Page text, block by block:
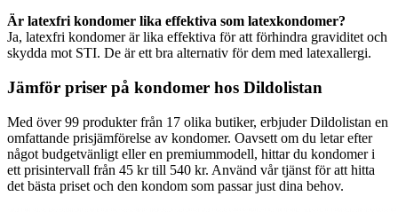
Är latexfri kondomer lika effektiva som latexkondomer?
Ja, latexfri kondomer är lika effektiva för att förhindra graviditet och
skydda mot STI. De är ett bra alternativ för dem med latexallergi.
Jämför priser på kondomer hos Dildolistan
Med över 99 produkter från 17 olika butiker, erbjuder Dildolistan en
omfattande prisjämförelse av kondomer. Oavsett om du letar efter
något budgetvänligt eller en premiummodell, hittar du kondomer i
ett prisintervall från 45 kr till 540 kr. Använd vår tjänst för att hitta
det bästa priset och den kondom som passar just dina behov.